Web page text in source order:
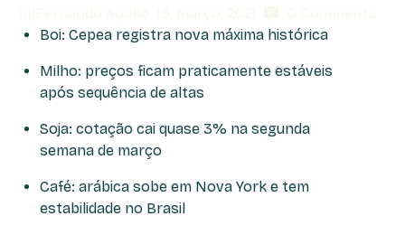
Boi: Cepea registra nova máxima histórica
Milho: preços ficam praticamente estáveis
após sequência de altas
Soja: cotação cai quase 3% na segunda
semana de março
Café: arábica sobe em Nova York e tem
estabilidade no Brasil